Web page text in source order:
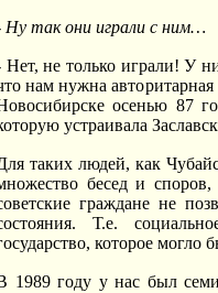
Ну так они играли с ним…
Нет, не только играли! У
нам нужна
осенью 87
устраивала
таких людей, как
бесед и
граждане не
Т.е.
которое могло
1989 году у нас был